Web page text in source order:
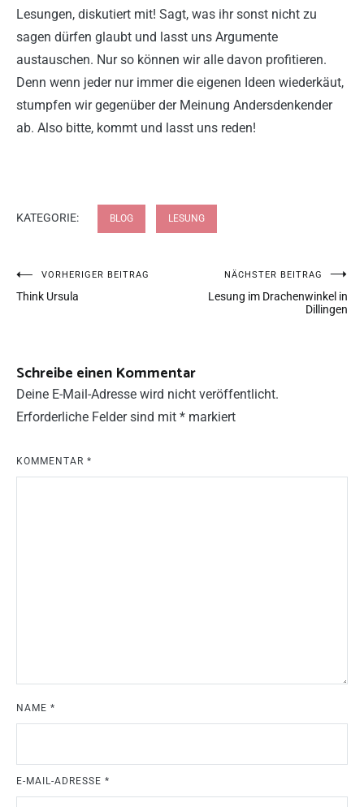
Lesungen, diskutiert mit! Sagt, was ihr sonst nicht zu
sagen dürfen glaubt und lasst uns Argumente
austauschen. Nur so können wir alle davon profitieren.
Denn wenn jeder nur immer die eigenen Ideen wiederkäut,
stumpfen wir gegenüber der Meinung Andersdenkender
ab. Also bitte, kommt und lasst uns reden!
KATEGORIE: BLOG LESUNG
VORHERIGER BEITRAG
Think Ursula
NÄCHSTER BEITRAG
Lesung im Drachenwinkel in
Dillingen
Schreibe einen Kommentar
Deine E-Mail-Adresse wird nicht veröffentlicht.
Erforderliche Felder sind mit * markiert
KOMMENTAR *
NAME *
E-MAIL-ADRESSE *